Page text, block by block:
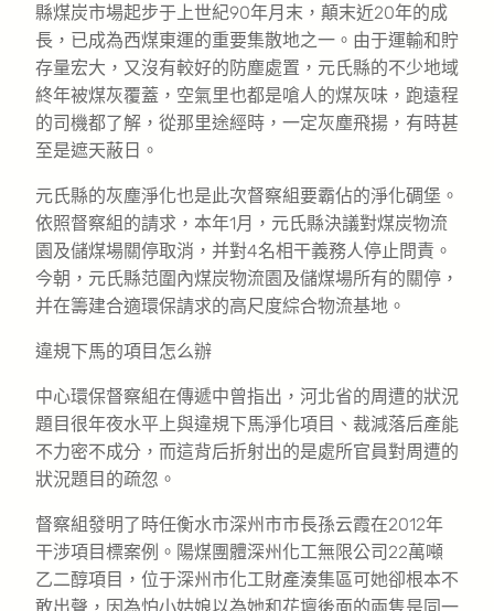
縣煤炭市場起步于上世紀90年月末，顛末近20年的成
長，已成為西煤東運的重要集散地之一。由于運輸和貯
存量宏大，又沒有較好的防塵處置，元氏縣的不少地域
終年被煤灰覆蓋，空氣里也都是嗆人的煤灰味，跑遠程
的司機都了解，從那里途經時，一定灰塵飛揚，有時甚
至是遮天蔽日。
元氏縣的灰塵淨化也是此次督察組要霸佔的淨化碉堡。
依照督察組的請求，本年1月，元氏縣決議對煤炭物流
園及儲煤場關停取消，并對4名相干義務人停止問責。
今朝，元氏縣范圍內煤炭物流園及儲煤場所有的關停，
并在籌建合適環保請求的高尺度綜合物流基地。
違規下馬的項目怎么辦
中心環保督察組在傳遞中曾指出，河北省的周遭的狀況
題目很年夜水平上與違規下馬淨化項目、裁減落后產能
不力密不成分，而這背后折射出的是處所官員對周遭的
狀況題目的疏忽。
督察組發明了時任衡水市深州市市長孫云霞在2012年
干涉項目標案例。陽煤團體深州化工無限公司22萬噸
乙二醇項目，位于深州市化工財產湊集區可她卻根本不